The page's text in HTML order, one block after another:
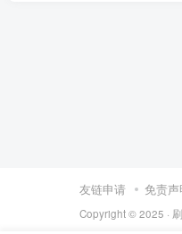
友链申请 免责声
Copyright © 2025 ·